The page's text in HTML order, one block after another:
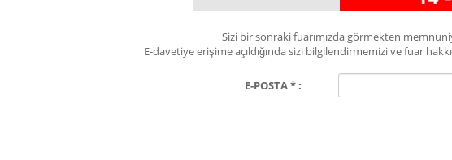
Sizi bir sonraki fuarımızda görmekten
E-davetiye erişime açıldığında sizi bilgilendirmemizi ve fuar
E-POSTA * :